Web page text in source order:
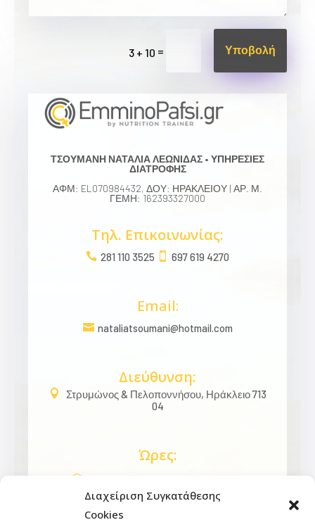
Διαχείριση Συγκατάθεσης
Cookies
3 + 10 = Υποβολή
ΤΣΟΥΜΑΝΗ ΝΑΤΑΛΙΑ ΛΕΩΝΙΔΑΣ • ΥΠΗΡΕΣΙΕΣ
ΔΙΑΤΡΟΦΗΣ
ΑΦΜ: EL070984432, ΔΟΥ: ΗΡΑΚΛΕΙΟΥ | ΑΡ. Μ.
ΓΕΜΗ: 162393327000
Τηλ. Επικοινωνίας:
 281 110 3525  697 619 4270
Email:
 nataliatsoumani@hotmail.com
Διεύθυνση:
 Στρυμώνος & Πελοποννήσου, Ηράκλειο 713
04
Ώρες:
}
}Σάββατο 9 π.μ.-2 μ.μ.